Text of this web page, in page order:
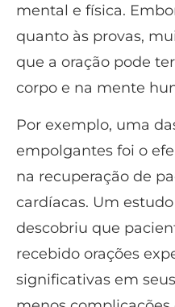
mental e física.
quanto às provas,
que a oração pode
corpo e na mente
Por exemplo, uma
empolgantes foi o
na recuperação de
cardíacas. Um
descobriu que
recebido orações
significativas em